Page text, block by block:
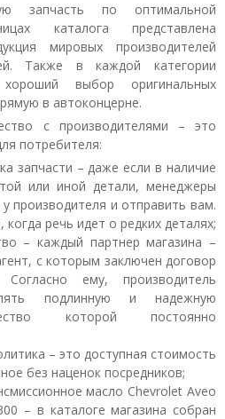
запчасть по оптимальной
каталога представлена
мировых производителей
Также в каждой категории
выбор оригинальных
в автоконцерне.
с производителями – это
потребителя:
запчасти – даже если в наличие
или иной детали, менеджеры
производителя и отправить вам.
речь идет о редких деталях;
– каждый партнер магазина –
с которым заключен договор
Согласно ему, производитель
подлинную и надежную
которой постоянно
– это доступная стоимость
без наценок посредников;
масло Chevrolet Aveo
– в каталоге магазина собран